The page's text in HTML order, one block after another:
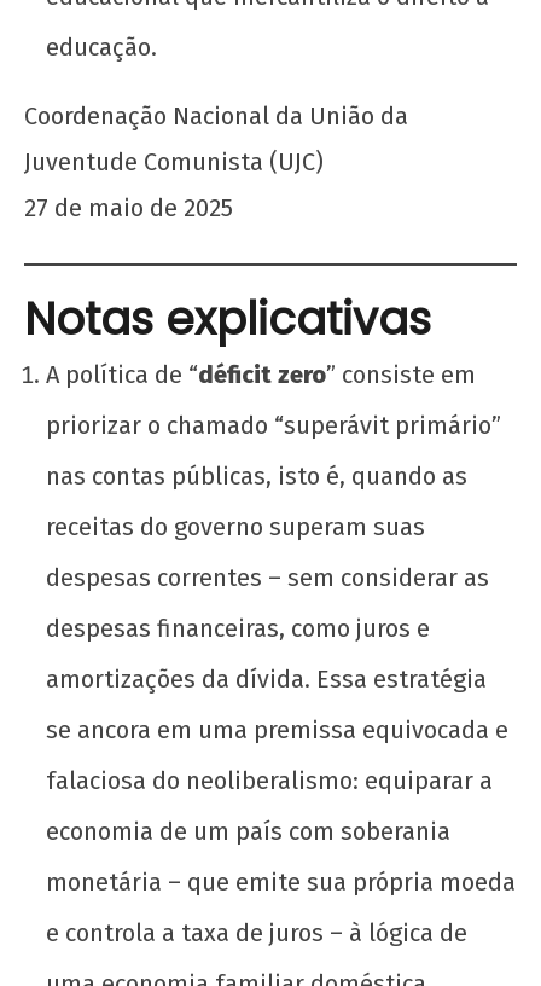
educação.
Coordenação Nacional da União da
Juventude Comunista (UJC)
27 de maio de 2025
Notas explicativas
A política de “déficit zero” consiste em
priorizar o chamado “superávit primário”
nas contas públicas, isto é, quando as
receitas do governo superam suas
despesas correntes – sem considerar as
despesas financeiras, como juros e
amortizações da dívida. Essa estratégia
se ancora em uma premissa equivocada e
falaciosa do neoliberalismo: equiparar a
economia de um país com soberania
monetária – que emite sua própria moeda
e controla a taxa de juros – à lógica de